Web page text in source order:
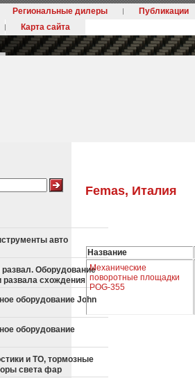
Региональные дилеры
Публикации
Карта сайта
авто
Оборудование
развала схождения
оборудование John
оборудование
и ТО, тормозные
света фар
Femas, Италия
Название
Механические
поворотные площадки
POG-355